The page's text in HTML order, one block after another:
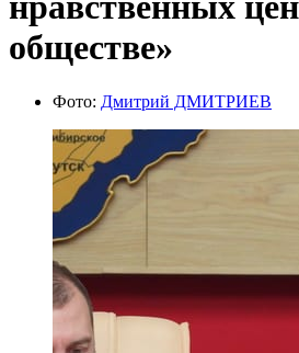
обществе»
Фото: Дмитрий ДМИТРИЕВ